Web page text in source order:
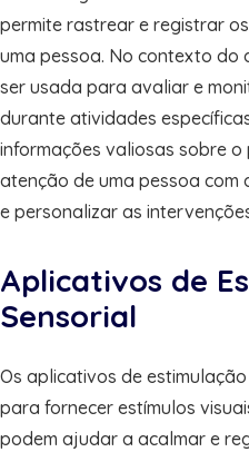
permite rastrear e registrar
uma pessoa. No contexto do
ser usada para avaliar e
durante atividades
informações valiosas sobre
atenção de uma pessoa
e personalizar as
Aplicativos de
Sensorial
Os aplicativos de
para fornecer estímulos
podem ajudar a acalmar e